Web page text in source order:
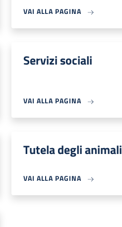
VAI ALLA PAGINA
Servizi sociali
VAI ALLA PAGINA
Tutela degli animali
VAI ALLA PAGINA